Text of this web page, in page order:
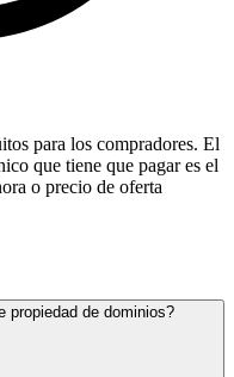
para los compradores. El
que tiene que pagar es el
o precio de oferta
propiedad de dominios?